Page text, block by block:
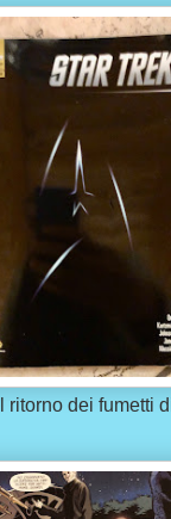
ritorno dei fumetti